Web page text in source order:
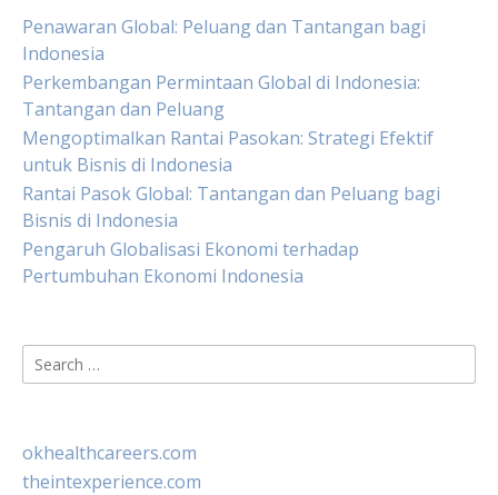
Penawaran Global: Peluang dan Tantangan bagi
Indonesia
Perkembangan Permintaan Global di Indonesia:
Tantangan dan Peluang
Mengoptimalkan Rantai Pasokan: Strategi Efektif
untuk Bisnis di Indonesia
Rantai Pasok Global: Tantangan dan Peluang bagi
Bisnis di Indonesia
Pengaruh Globalisasi Ekonomi terhadap
Pertumbuhan Ekonomi Indonesia
Search
for:
okhealthcareers.com
theintexperience.com